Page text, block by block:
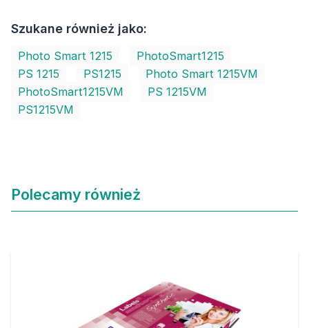
Szukane również jako:
Photo Smart 1215
PhotoSmart1215
PS 1215
PS1215
Photo Smart 1215VM
PhotoSmart1215VM
PS 1215VM
PS1215VM
Polecamy również